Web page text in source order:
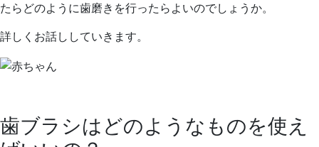
たらどのように歯磨きを行ったらよいのでしょうか。
詳しくお話ししていきます。
歯ブラシはどのようなものを使え